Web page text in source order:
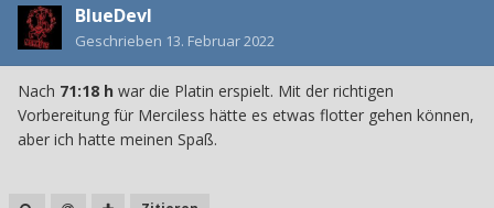
BlueDevl
Geschrieben 13. Februar 2022
Nach 71:18 h war die Platin erspielt. Mit der richtigen
Vorbereitung für Merciless hätte es etwas flotter gehen können,
aber ich hatte meinen Spaß.